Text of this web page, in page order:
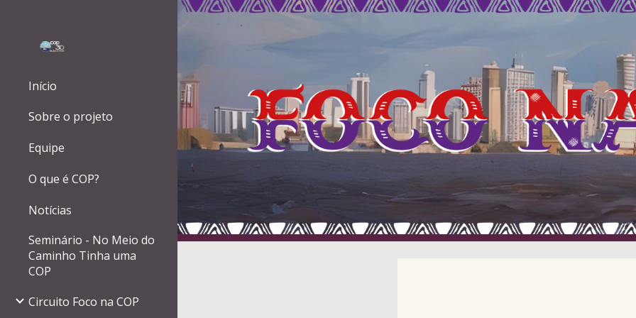
Início
Sobre o projeto
Equipe
O que é COP?
Notícias
Seminário - No Meio do
Caminho Tinha uma
COP
Circuito Foco na COP